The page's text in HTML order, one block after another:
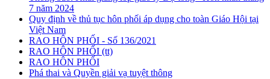
7 năm 2024
Quy định về thủ tục hôn phối áp dụng cho toàn Giáo Hội tại
Việt Nam
RAO HÔN PHỐI - Số 136/2021
RAO HÔN PHỐI (tt)
RAO HÔN PHỐI
Phá thai và Quyền giải vạ tuyệt thông